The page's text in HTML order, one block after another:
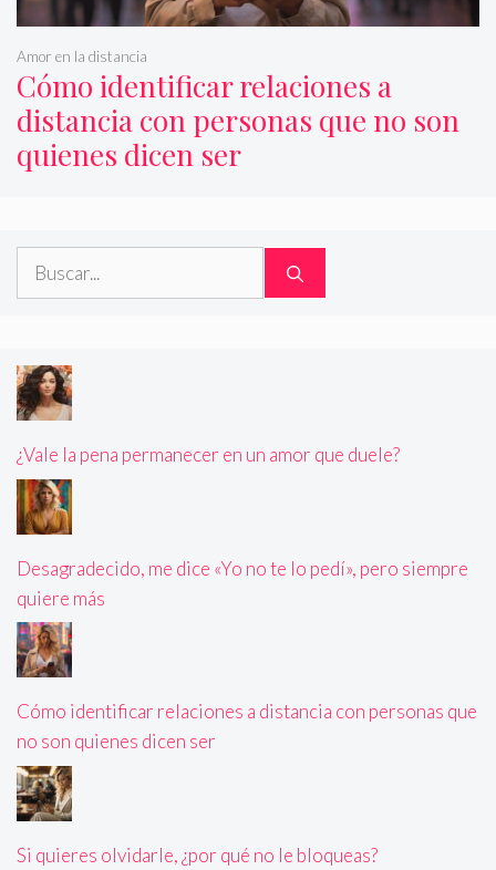
Cómo identificar relaciones a
distancia con personas que no son
quienes dicen ser
Amor en la distancia
Buscar:
¿Vale la pena permanecer en un amor que duele?
Desagradecido, me dice «Yo no te lo pedí», pero siempre
quiere más
Cómo identificar relaciones a distancia con personas que
no son quienes dicen ser
Si quieres olvidarle, ¿por qué no le bloqueas?